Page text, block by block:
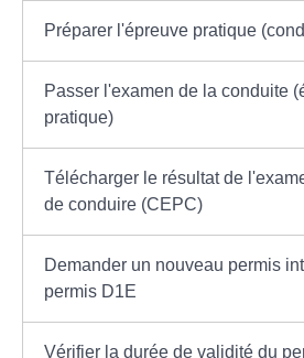
Préparer l'épreuve pratique
Passer l'examen de la conduite
pratique)
Télécharger le résultat de
de conduire (CEPC)
Demander un nouveau permis
permis D1E
Vérifier la durée de validité du